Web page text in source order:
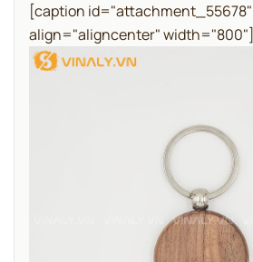
[caption id="attachment_55678"
align="aligncenter" width="800"]